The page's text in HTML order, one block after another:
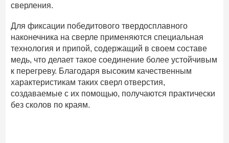
сверления.
Для фиксации победитового твердосплавного
наконечника на сверле применяются специальная
технология и припой, содержащий в своем составе
медь, что делает такое соединение более устойчивым
к перегреву. Благодаря высоким качественным
характеристикам таких сверл отверстия,
создаваемые с их помощью, получаются практически
без сколов по краям.